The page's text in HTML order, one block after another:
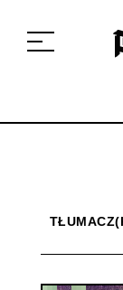
projekcie
Repozytorium XIX